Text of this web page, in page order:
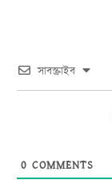
সাবস্ক্রাইব
0 COMMENTS